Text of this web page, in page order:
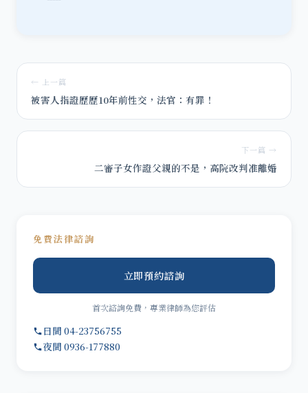
← 上一篇
被害人指證歷歷10年前性交，法官：有罪！
下一篇 →
二審子女作證父親的不是，高院改判准離婚
免費法律諮詢
立即預約諮詢
首次諮詢免費，專業律師為您評估
日間 04-23756755
夜間 0936-177880